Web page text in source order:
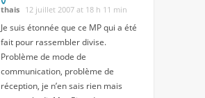
thais 12 juillet 2007 at 18 h 11 min
Je suis étonnée que ce MP qui a été
fait pour rassembler divise.
Problème de mode de
communication, problème de
réception, je n’en sais rien mais